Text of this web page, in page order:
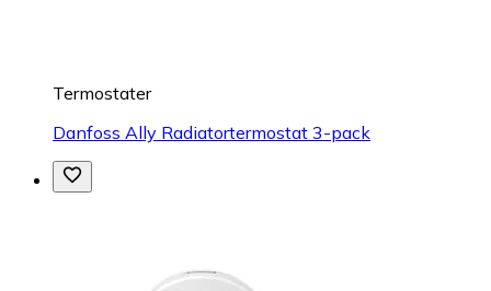
Termostater
Danfoss Ally Radiatortermostat 3-pack